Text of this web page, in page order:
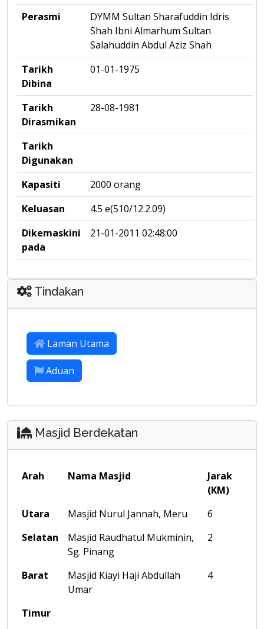
Perasmi
DYMM Sultan Sharafuddin Idris
Shah Ibni Almarhum Sultan
Salahuddin Abdul Aziz Shah
Tarikh
Dibina
01-01-1975
Tarikh
Dirasmikan
28-08-1981
Tarikh
Digunakan
Kapasiti
2000 orang
Keluasan
4.5 e(510/12.2.09)
Dikemaskini
pada
21-01-2011 02:48:00
Tindakan
Laman Utama
Aduan
Masjid Berdekatan
Arah Nama Masjid
Jarak
(KM)
Utara
Masjid Nurul Jannah, Meru
6
Selatan
Masjid Raudhatul Mukminin,
Sg. Pinang
2
Barat
Masjid Kiayi Haji Abdullah
Umar
4
Timur